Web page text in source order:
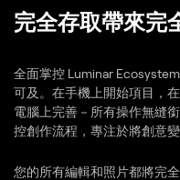
完全存取帶來完
全面掌控 Luminar
可及。在手機上開始項目，
電腦上完善－所有操作無縫
控創作流程，專注於將創意變
您的所有編輯和照片都將完